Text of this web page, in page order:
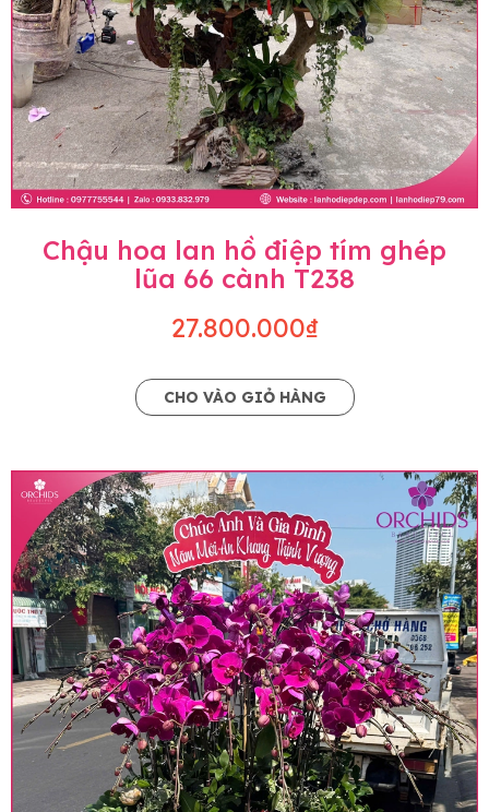
Chậu hoa lan hồ điệp tím ghép
lũa 66 cành T238
27.800.000₫
CHO VÀO GIỎ HÀNG